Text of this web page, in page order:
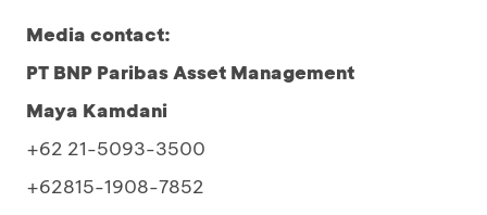
Media contact:
PT BNP Paribas Asset Management
Maya Kamdani
+62 21-5093-3500
+62815-1908-7852